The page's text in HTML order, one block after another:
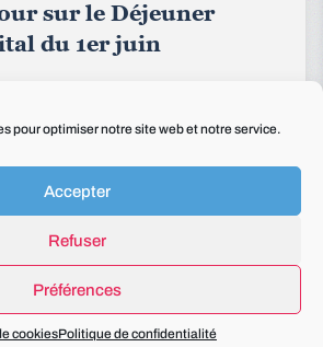
pour optimiser notre site web et notre service.
Accepter
Refuser
Préférences
cookiesPolitique de confidentialité
sur le Déjeuner
du 1er juin
votre participation !
prochaines dates !
sur le Déjeuner
du 7 juillet 2025